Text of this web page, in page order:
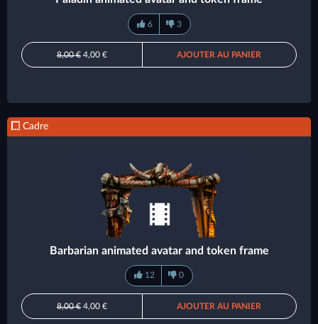
6 3
8,00 €4,00 € AJOUTER AU PANIER
Cadre
Barbarian animated avatar and token frame
12 0
8,00 €4,00 € AJOUTER AU PANIER